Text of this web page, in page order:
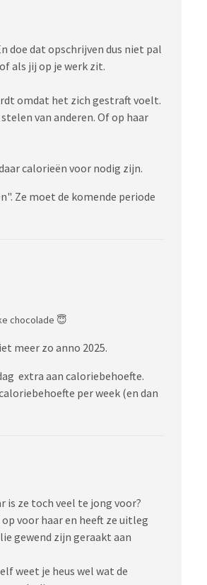
doe dat opschrijven dus niet pal
als jij op je werk zit.
omdat het zich gestraft voelt.
van anderen. Of op haar
calorieën voor nodig zijn.
Ze moet de komende periode
chocolade 😇
meer zo anno 2025.
extra aan caloriebehoefte.
per week (en dan
is ze toch veel te jong voor?
voor haar en heeft ze uitleg
gewend zijn geraakt aan
weet je heus wel wat de